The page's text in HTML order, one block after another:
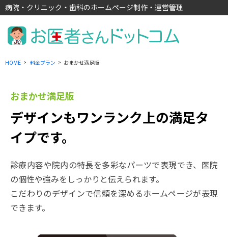
病院・クリニック・歯科のホームページ制作・運営管理
HOME 料金プラン おまかせ満足版
おまかせ満足版
デザインもワンランク上の満足タ
イプです。
診療内容や院内の特長を多彩なパーツで表現でき、医院
の個性や強みをしっかりと伝えられます。
こだわりのデザインで信頼を深めるホームページが表現
できます。